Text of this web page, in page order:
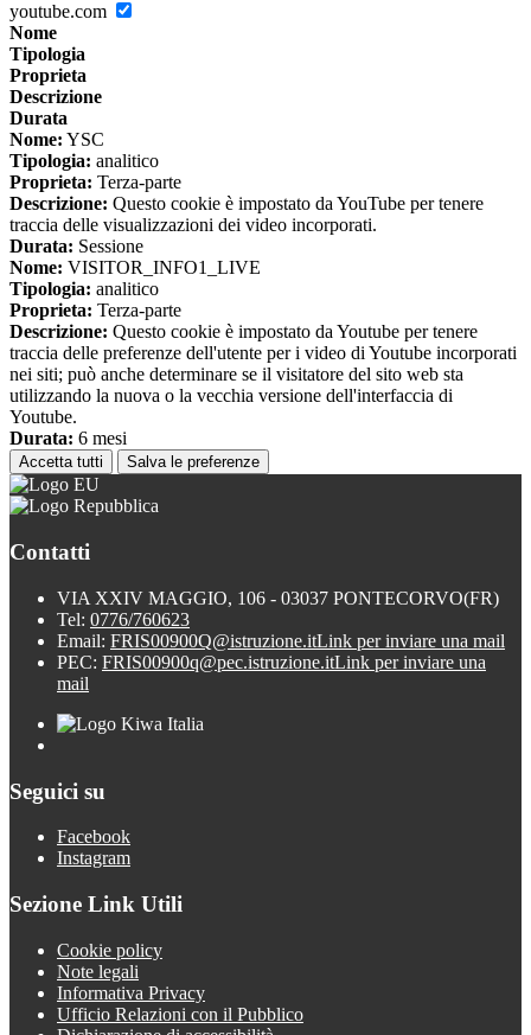
youtube.com
Nome
Tipologia
Proprieta
Descrizione
Durata
Nome: YSC
Tipologia: analitico
Proprieta: Terza-parte
Descrizione: Questo cookie è impostato da YouTube per tenere
traccia delle visualizzazioni dei video incorporati.
Durata: Sessione
Nome: VISITOR_INFO1_LIVE
Tipologia: analitico
Proprieta: Terza-parte
Descrizione: Questo cookie è impostato da Youtube per tenere
traccia delle preferenze dell'utente per i video di Youtube incorporati
nei siti; può anche determinare se il visitatore del sito web sta
utilizzando la nuova o la vecchia versione dell'interfaccia di
Youtube.
Durata: 6 mesi
Accetta tutti Salva le preferenze
Contatti
VIA XXIV MAGGIO, 106 - 03037 PONTECORVO(FR)
Tel: 0776/760623
Email: FRIS00900Q@istruzione.itLink per inviare una mail
PEC: FRIS00900q@pec.istruzione.itLink per inviare una
mail
Seguici su
Facebook
Instagram
Sezione Link Utili
Cookie policy
Note legali
Informativa Privacy
Ufficio Relazioni con il Pubblico